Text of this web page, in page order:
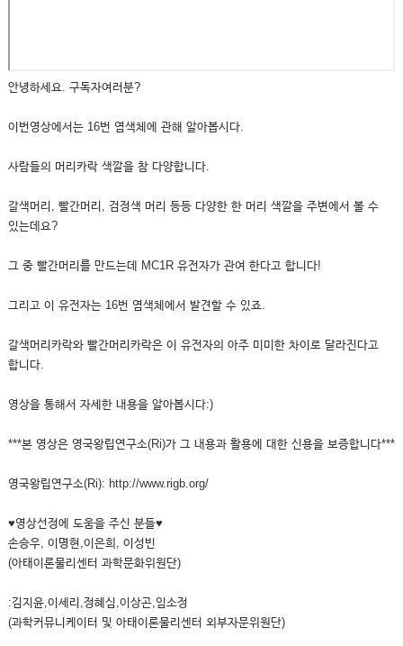
안녕하세요. 구독자여러분?
이번영상에서는 16번 염색체에 관해 알아봅시다.
사람들의 머리카락 색깔을 참 다양합니다.
갈색머리, 빨간머리, 검정색 머리 등등 다양한 한 머리 색깔을 주변에서 볼 수
있는데요?
그 중 빨간머리를 만드는데 MC1R 유전자가 관여 한다고 합니다!
그리고 이 유전자는 16번 염색체에서 발견할 수 있죠.
갈색머리카락와 빨간머리카락은 이 유전자의 아주 미미한 차이로 달라진다고
합니다.
영상을 통해서 자세한 내용을 알아봅시다:)
***본 영상은 영국왕립연구소(Ri)가 그 내용과 활용에 대한 신용을 보증합니다***
영국왕립연구소(Ri): http://www.rigb.org/
♥영상선정에 도움을 주신 분들♥
손승우, 이명현,이은희, 이성빈
(아태이론물리센터 과학문화위원단)
:김지윤,이세리,정혜심,이상곤,임소정
(과학커뮤니케이터 및 아태이론물리센터 외부자문위원단)